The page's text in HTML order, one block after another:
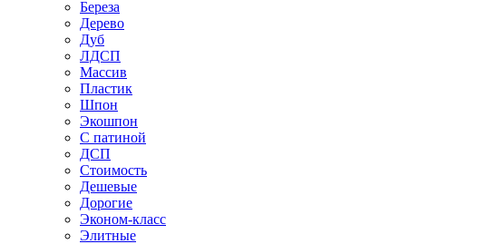
Береза
Дерево
Дуб
ЛДСП
Массив
Пластик
Шпон
Экошпон
С патиной
ДСП
Стоимость
Дешевые
Дорогие
Эконом-класс
Элитные